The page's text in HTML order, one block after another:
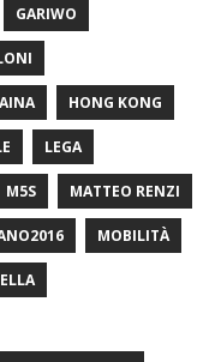
GARIWO
HONG KONG
LEGA
M5S MATTEO RENZI
MOBILITÀ